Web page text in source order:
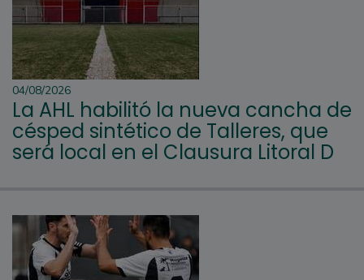
04/08/2026
La AHL habilitó la nueva cancha de
césped sintético de Talleres, que
será local en el Clausura Litoral D